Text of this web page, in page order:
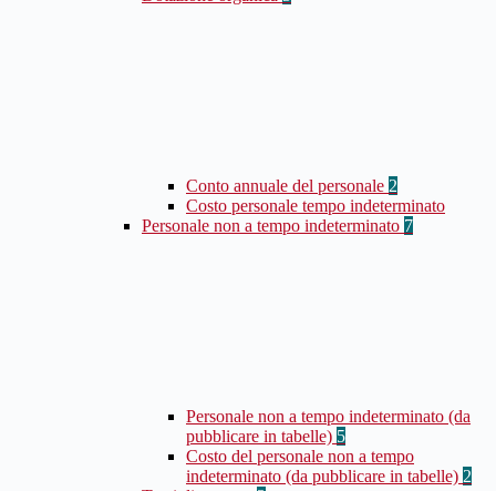
Conto annuale del personale 2
Costo personale tempo indeterminato
Personale non a tempo indeterminato 7
Personale non a tempo indeterminato (da
pubblicare in tabelle) 5
Costo del personale non a tempo
indeterminato (da pubblicare in tabelle) 2